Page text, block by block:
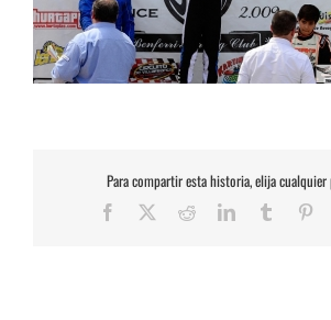
Para compartir esta historia, elija
Facebook RedditLinkedInTumblr